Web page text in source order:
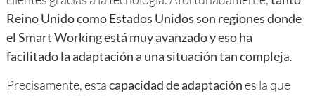
Reino Unido como Estados Unidos son regiones donde
el Smart Working está muy avanzado y eso ha
facilitado la adaptación a una situación tan compleja.
Precisamente, estacapacidad de adaptaciónes la que